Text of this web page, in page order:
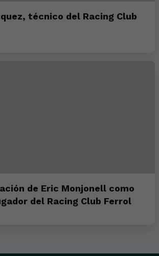
técnico del Racing Club
de Eric Monjonell como
del Racing Club Ferrol